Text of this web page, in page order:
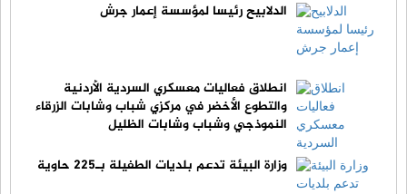
الدلابيح رئيسا لمؤسسة إعمار جرش
انطلاق فعاليات معسكري السردية الأردنية
والتطوع الأخضر في مركزي شباب وشابات الزرقاء
النموذجي وشباب وشابات الظليل
وزارة البيئة تدعم بلديات الطفيلة بـ225 حاوية